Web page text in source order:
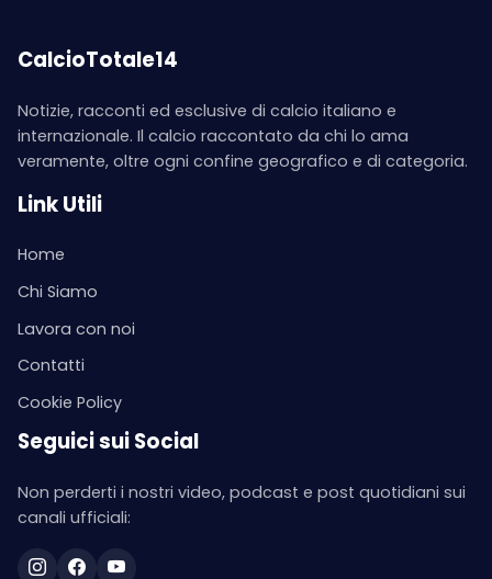
CalcioTotale14
Notizie, racconti ed esclusive di calcio italiano e
internazionale. Il calcio raccontato da chi lo ama
veramente, oltre ogni confine geografico e di categoria.
Link Utili
Home
Chi Siamo
Lavora con noi
Contatti
Cookie Policy
Seguici sui Social
Non perderti i nostri video, podcast e post quotidiani sui
canali ufficiali: